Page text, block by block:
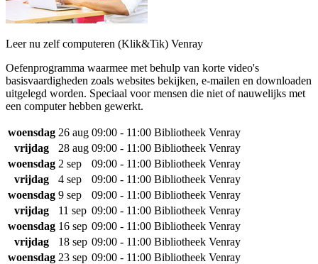
Leer nu zelf computeren (Klik&Tik) Venray
Oefenprogramma waarmee met behulp van korte video's
basisvaardigheden zoals websites bekijken, e-mailen en downloaden
uitgelegd worden. Speciaal voor mensen die niet of nauwelijks met
een computer hebben gewerkt.
woensdag 26 aug 09:00 - 11:00 Bibliotheek Venray
vrijdag
28 aug 09:00 - 11:00 Bibliotheek Venray
woensdag 2 sep 09:00 - 11:00 Bibliotheek Venray
vrijdag
4 sep 09:00 - 11:00 Bibliotheek Venray
woensdag 9 sep 09:00 - 11:00 Bibliotheek Venray
vrijdag
11 sep 09:00 - 11:00 Bibliotheek Venray
woensdag 16 sep 09:00 - 11:00 Bibliotheek Venray
vrijdag
18 sep 09:00 - 11:00 Bibliotheek Venray
woensdag 23 sep 09:00 - 11:00 Bibliotheek Venray